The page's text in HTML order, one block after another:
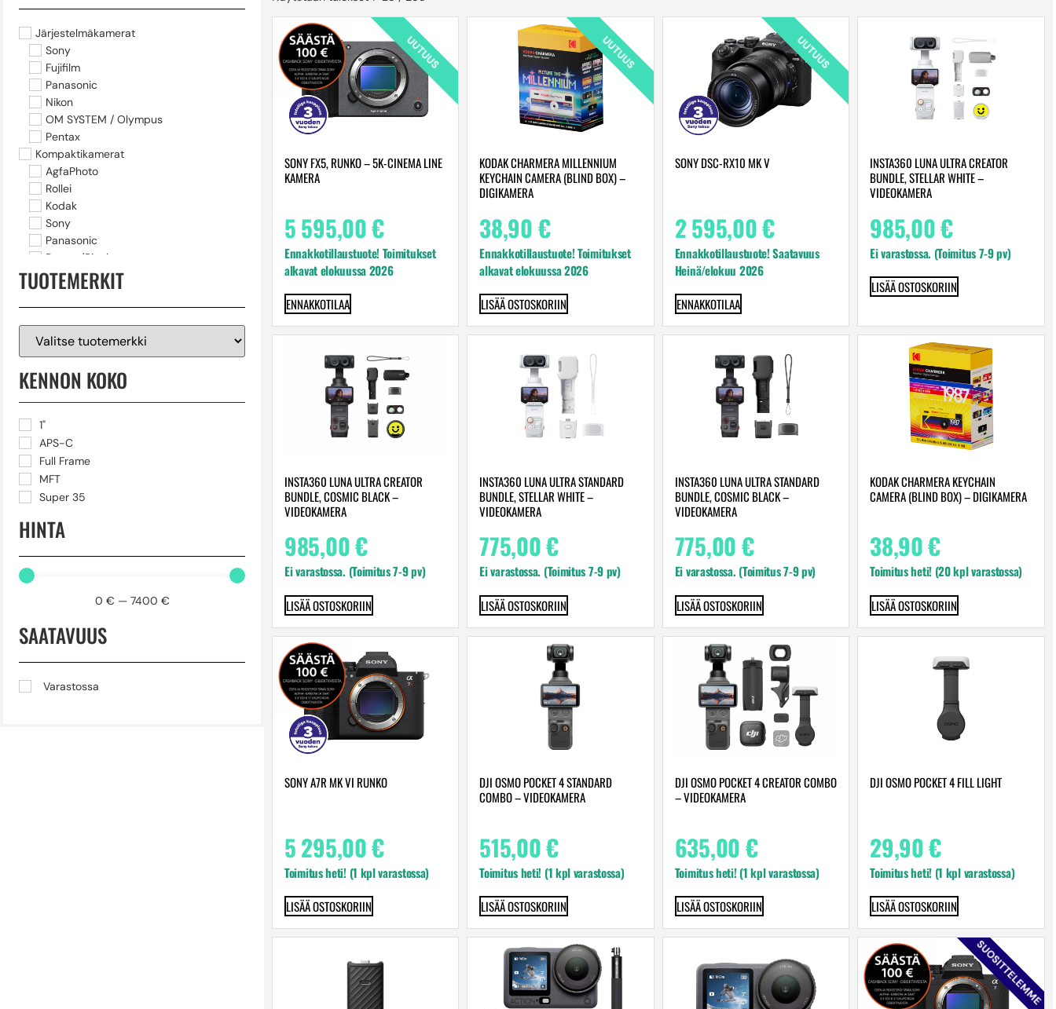
Järjestelmäkamerat
Sony
Fujifilm
Panasonic
Nikon
OM SYSTEM / Olympus
Pentax
Kompaktikamerat
AgfaPhoto
Rollei
Kodak
Sony
Panasonic
Pentax/Ricoh
Fujifilm
Olympus
Nikon
Videokamerat
Blackmagic Design
Sony
360-kamerat
Actionkamerat
Action-kamera tarvikkeet
TUOTEMERKIT
KENNON KOKO
1"
APS-C
Full Frame
MFT
Super 35
HINTA
0 € — 7400 €
SAATAVUUS
Varastossa
UUTUUS
SONY FX5, RUNKO – 5K-CINEMA LINE
KAMERA
5 595,00€
Ennakkotillaustuote! Toimitukset
alkavat elokuussa 2026
ENNAKKOTILAA
UUTUUS
KODAK CHARMERA MILLENNIUM
KEYCHAIN CAMERA (BLIND BOX) –
DIGIKAMERA
38,90€
Ennakkotillaustuote! Toimitukset
alkavat elokuussa 2026
LISÄÄ OSTOSKORIIN
UUTUUS
SONY DSC-RX10 MK V
2 595,00€
Ennakkotillaustuote! Saatavuus
Heinä/elokuu 2026
ENNAKKOTILAA
INSTA360 LUNA ULTRA CREATOR
BUNDLE, STELLAR WHITE –
VIDEOKAMERA
985,00€
Ei varastossa. (Toimitus 7-9 pv)
LISÄÄ OSTOSKORIIN
INSTA360 LUNA ULTRA CREATOR
BUNDLE, COSMIC BLACK –
VIDEOKAMERA
985,00€
Ei varastossa. (Toimitus 7-9 pv)
LISÄÄ OSTOSKORIIN
INSTA360 LUNA ULTRA STANDARD
BUNDLE, STELLAR WHITE –
VIDEOKAMERA
775,00€
Ei varastossa. (Toimitus 7-9 pv)
LISÄÄ OSTOSKORIIN
INSTA360 LUNA ULTRA STANDARD
BUNDLE, COSMIC BLACK –
VIDEOKAMERA
775,00€
Ei varastossa. (Toimitus 7-9 pv)
LISÄÄ OSTOSKORIIN
KODAK CHARMERA KEYCHAIN
CAMERA (BLIND BOX) – DIGIKAMERA
38,90€
Toimitus heti! (20 kpl varastossa)
LISÄÄ OSTOSKORIIN
SONY A7R MK VI RUNKO
5 295,00€
Toimitus heti! (1 kpl varastossa)
LISÄÄ OSTOSKORIIN
DJI OSMO POCKET 4 STANDARD
COMBO – VIDEOKAMERA
515,00€
Toimitus heti! (1 kpl varastossa)
LISÄÄ OSTOSKORIIN
DJI OSMO POCKET 4 CREATOR COMBO
– VIDEOKAMERA
635,00€
Toimitus heti! (1 kpl varastossa)
LISÄÄ OSTOSKORIIN
DJI OSMO POCKET 4 FILL LIGHT
29,90€
Toimitus heti! (1 kpl varastossa)
LISÄÄ OSTOSKORIIN
SUOSITTELEMME